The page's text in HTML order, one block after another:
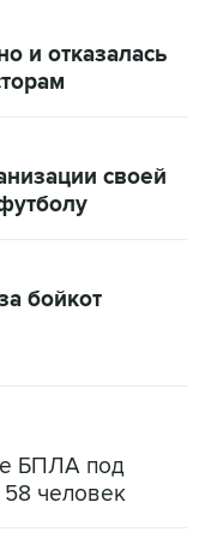
и отказалась
своей
бойкот
БПЛА под
человек